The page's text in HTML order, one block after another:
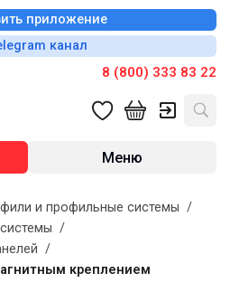
приложение
канал
8 (800) 333 83 22
Меню
и профильные системы /
/
/
креплением